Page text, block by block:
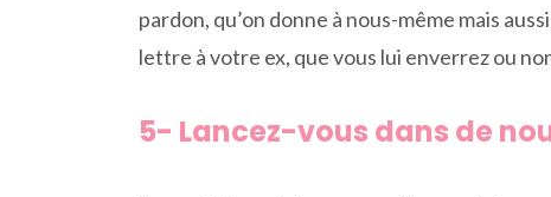
pardon, qu’on donne à nous-même mais
lettre à votre ex, que vous lui enverrez ou
5- Lancez-vous dans de